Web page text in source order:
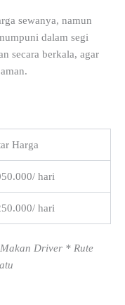
sewanya, namun
dalam segi
secara berkala, agar
Harga
hari
hari
Driver * Rute